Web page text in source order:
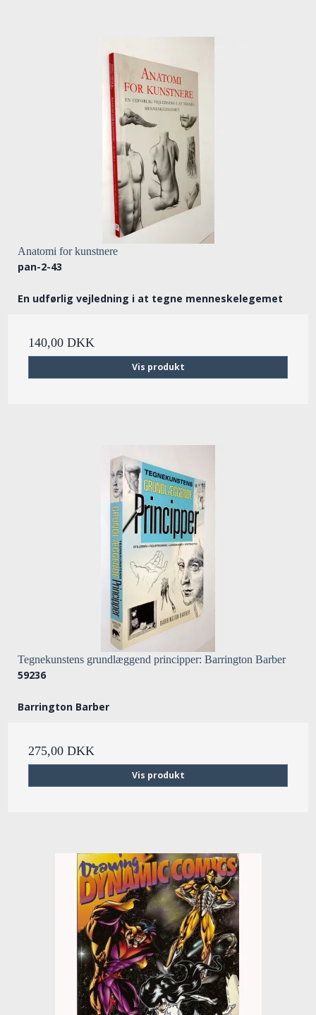
Anatomi for kunstnere
pan-2-43
En udførlig vejledning i at tegne menneskelegemet
140,00 DKK
Vis produkt
Tegnekunstens grundlæggend principper: Barrington Barber
59236
Barrington Barber
275,00 DKK
Vis produkt